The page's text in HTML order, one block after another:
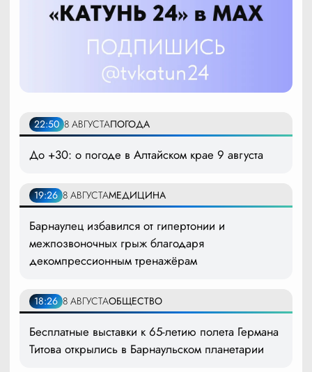
22:50 8 АВГУСТАПОГОДА
До +30: о погоде в Алтайском крае 9 августа
19:26 8 АВГУСТАМЕДИЦИНА
Барнаулец избавился от гипертонии и
межпозвоночных грыж благодаря
декомпрессионным тренажёрам
18:26 8 АВГУСТАОБЩЕСТВО
Бесплатные выставки к 65-летию полета Германа
Титова открылись в Барнаульском планетарии